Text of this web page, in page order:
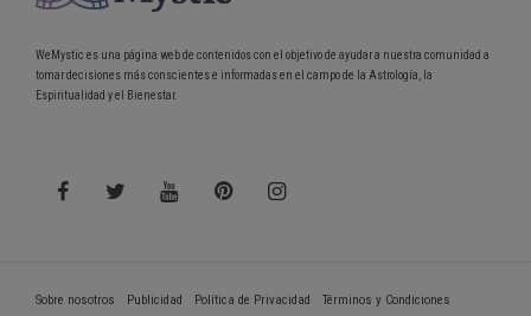
WeMystic es una página web de contenidos con el objetivo de ayudar a nuestra comunidad a
tomar decisiones más conscientes e informadas en el campo de la Astrología, la
Espiritualidad y el Bienestar.
Sobre nosotros Publicidad Política de Privacidad Términos y Condiciones